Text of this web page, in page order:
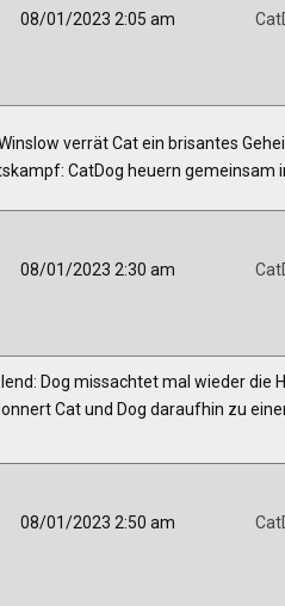
08/01/2023 2:05 am
verrät Cat ein brisantes
CatDog heuern gemeinsam
08/01/2023 2:30 am
Dog missachtet mal wieder
Cat und Dog daraufhin zu
08/01/2023 2:50 am